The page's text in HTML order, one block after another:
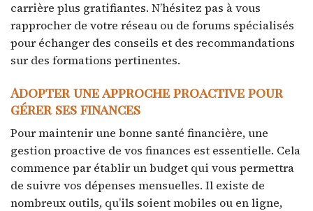
carrière plus gratifiantes. N’hésitez pas à vous
rapprocher de votre réseau ou de forums spécialisés
pour échanger des conseils et des recommandations
sur des formations pertinentes.
Adopter une approche proactive pour
gérer ses finances
Pour maintenir une bonne santé financière, une
gestion proactive de vos finances est essentielle. Cela
commence par établir un budget qui vous permettra
de suivre vos dépenses mensuelles. Il existe de
nombreux outils, qu’ils soient mobiles ou en ligne,